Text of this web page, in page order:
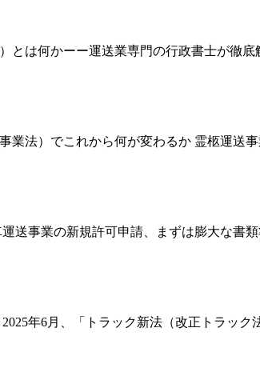
とは何かーー運送業専門の行政書士が徹
法）でこれから何が変わるか 霊柩運送
送事業の新規許可申請、まずは膨大な書
年6月、「トラック新法（改正トラッ